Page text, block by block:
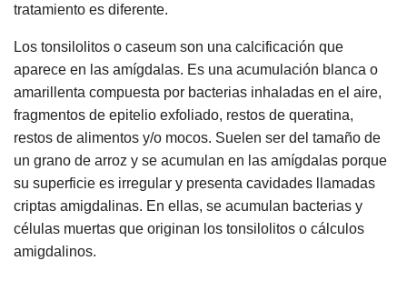
tratamiento es diferente.
Los tonsilolitos o caseum son una calcificación que
aparece en las amígdalas. Es una acumulación blanca o
amarillenta compuesta por bacterias inhaladas en el aire,
fragmentos de epitelio exfoliado, restos de queratina,
restos de alimentos y/o mocos. Suelen ser del tamaño de
un grano de arroz y se acumulan en las amígdalas porque
su superficie es irregular y presenta cavidades llamadas
criptas amigdalinas. En ellas, se acumulan bacterias y
células muertas que originan los tonsilolitos o cálculos
amigdalinos.